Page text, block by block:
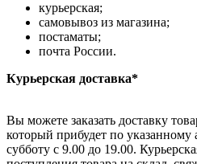
курьерская;
самовывоз из магазина;
постаматы;
почта России.
Курьерская доставка*
Вы можете заказать доставку
который прибудет по указанному
субботу с 9.00 до 19.00.